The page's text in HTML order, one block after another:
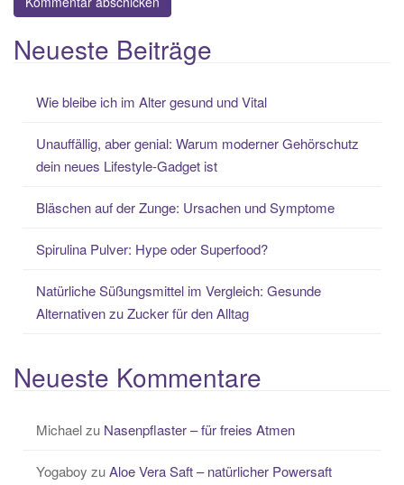
Neueste Beiträge
Wie bleibe ich im Alter gesund und Vital
Unauffällig, aber genial: Warum moderner Gehörschutz
dein neues Lifestyle-Gadget ist
Bläschen auf der Zunge: Ursachen und Symptome
Spirulina Pulver: Hype oder Superfood?
Natürliche Süßungsmittel im Vergleich: Gesunde
Alternativen zu Zucker für den Alltag
Neueste Kommentare
Michaelzu Nasenpflaster – für freies Atmen
Yogaboy zuAloe Vera Saft – natürlicher Powersaft